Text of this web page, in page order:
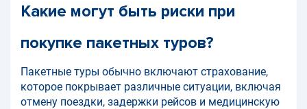
Какие могут быть риски при
покупке пакетных туров?
Пакетные туры обычно включают страхование,
которое покрывает различные ситуации, включая
отмену поездки, задержки рейсов и медицинскую